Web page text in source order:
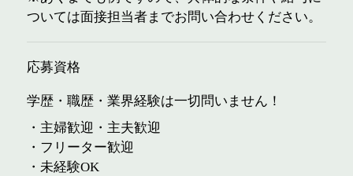
ついては面接担当者までお問い合わせください。
応募資格
学歴・職歴・業界経験は一切問いません！
・主婦歓迎・主夫歓迎
・フリーター歓迎
・未経験OK